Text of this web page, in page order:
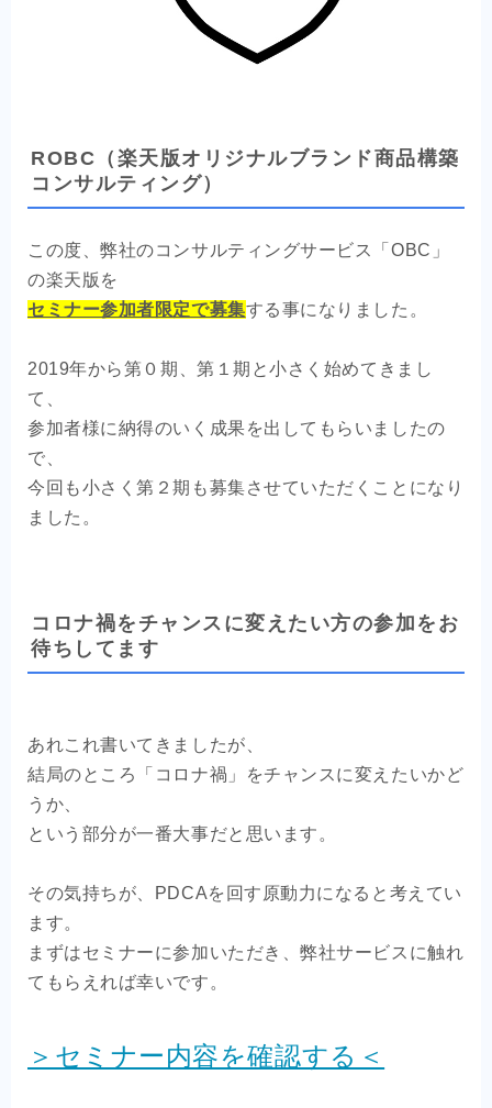
ROBC（楽天版オリジナルブランド商品構築
コンサルティング）
この度、弊社のコンサルティングサービス「OBC」
の楽天版を
セミナー参加者限定で募集する事になりました。
2019年から第０期、第１期と小さく始めてきまし
て、
参加者様に納得のいく成果を出してもらいましたの
で、
今回も小さく第２期も募集させていただくことになり
ました。
コロナ禍をチャンスに変えたい方の参加をお
待ちしてます
あれこれ書いてきましたが、
結局のところ「コロナ禍」をチャンスに変えたいかど
うか、
という部分が一番大事だと思います。
その気持ちが、PDCAを回す原動力になると考えてい
ます。
まずはセミナーに参加いただき、弊社サービスに触れ
てもらえれば幸いです。
＞セミナー内容を確認する＜